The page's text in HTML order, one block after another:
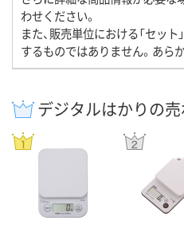
わせください。
また、販売単位における「セッ
するものではありません。あら
デジタルはかりの